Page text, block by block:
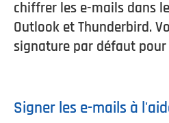
chiffrer les e-mails dans
Outlook et Thunderbird.
signature par défaut
Signer les e-mails à